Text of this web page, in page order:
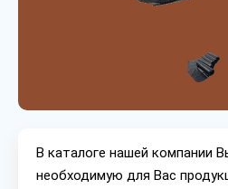
В каталоге нашей компании
необходимую для Вас